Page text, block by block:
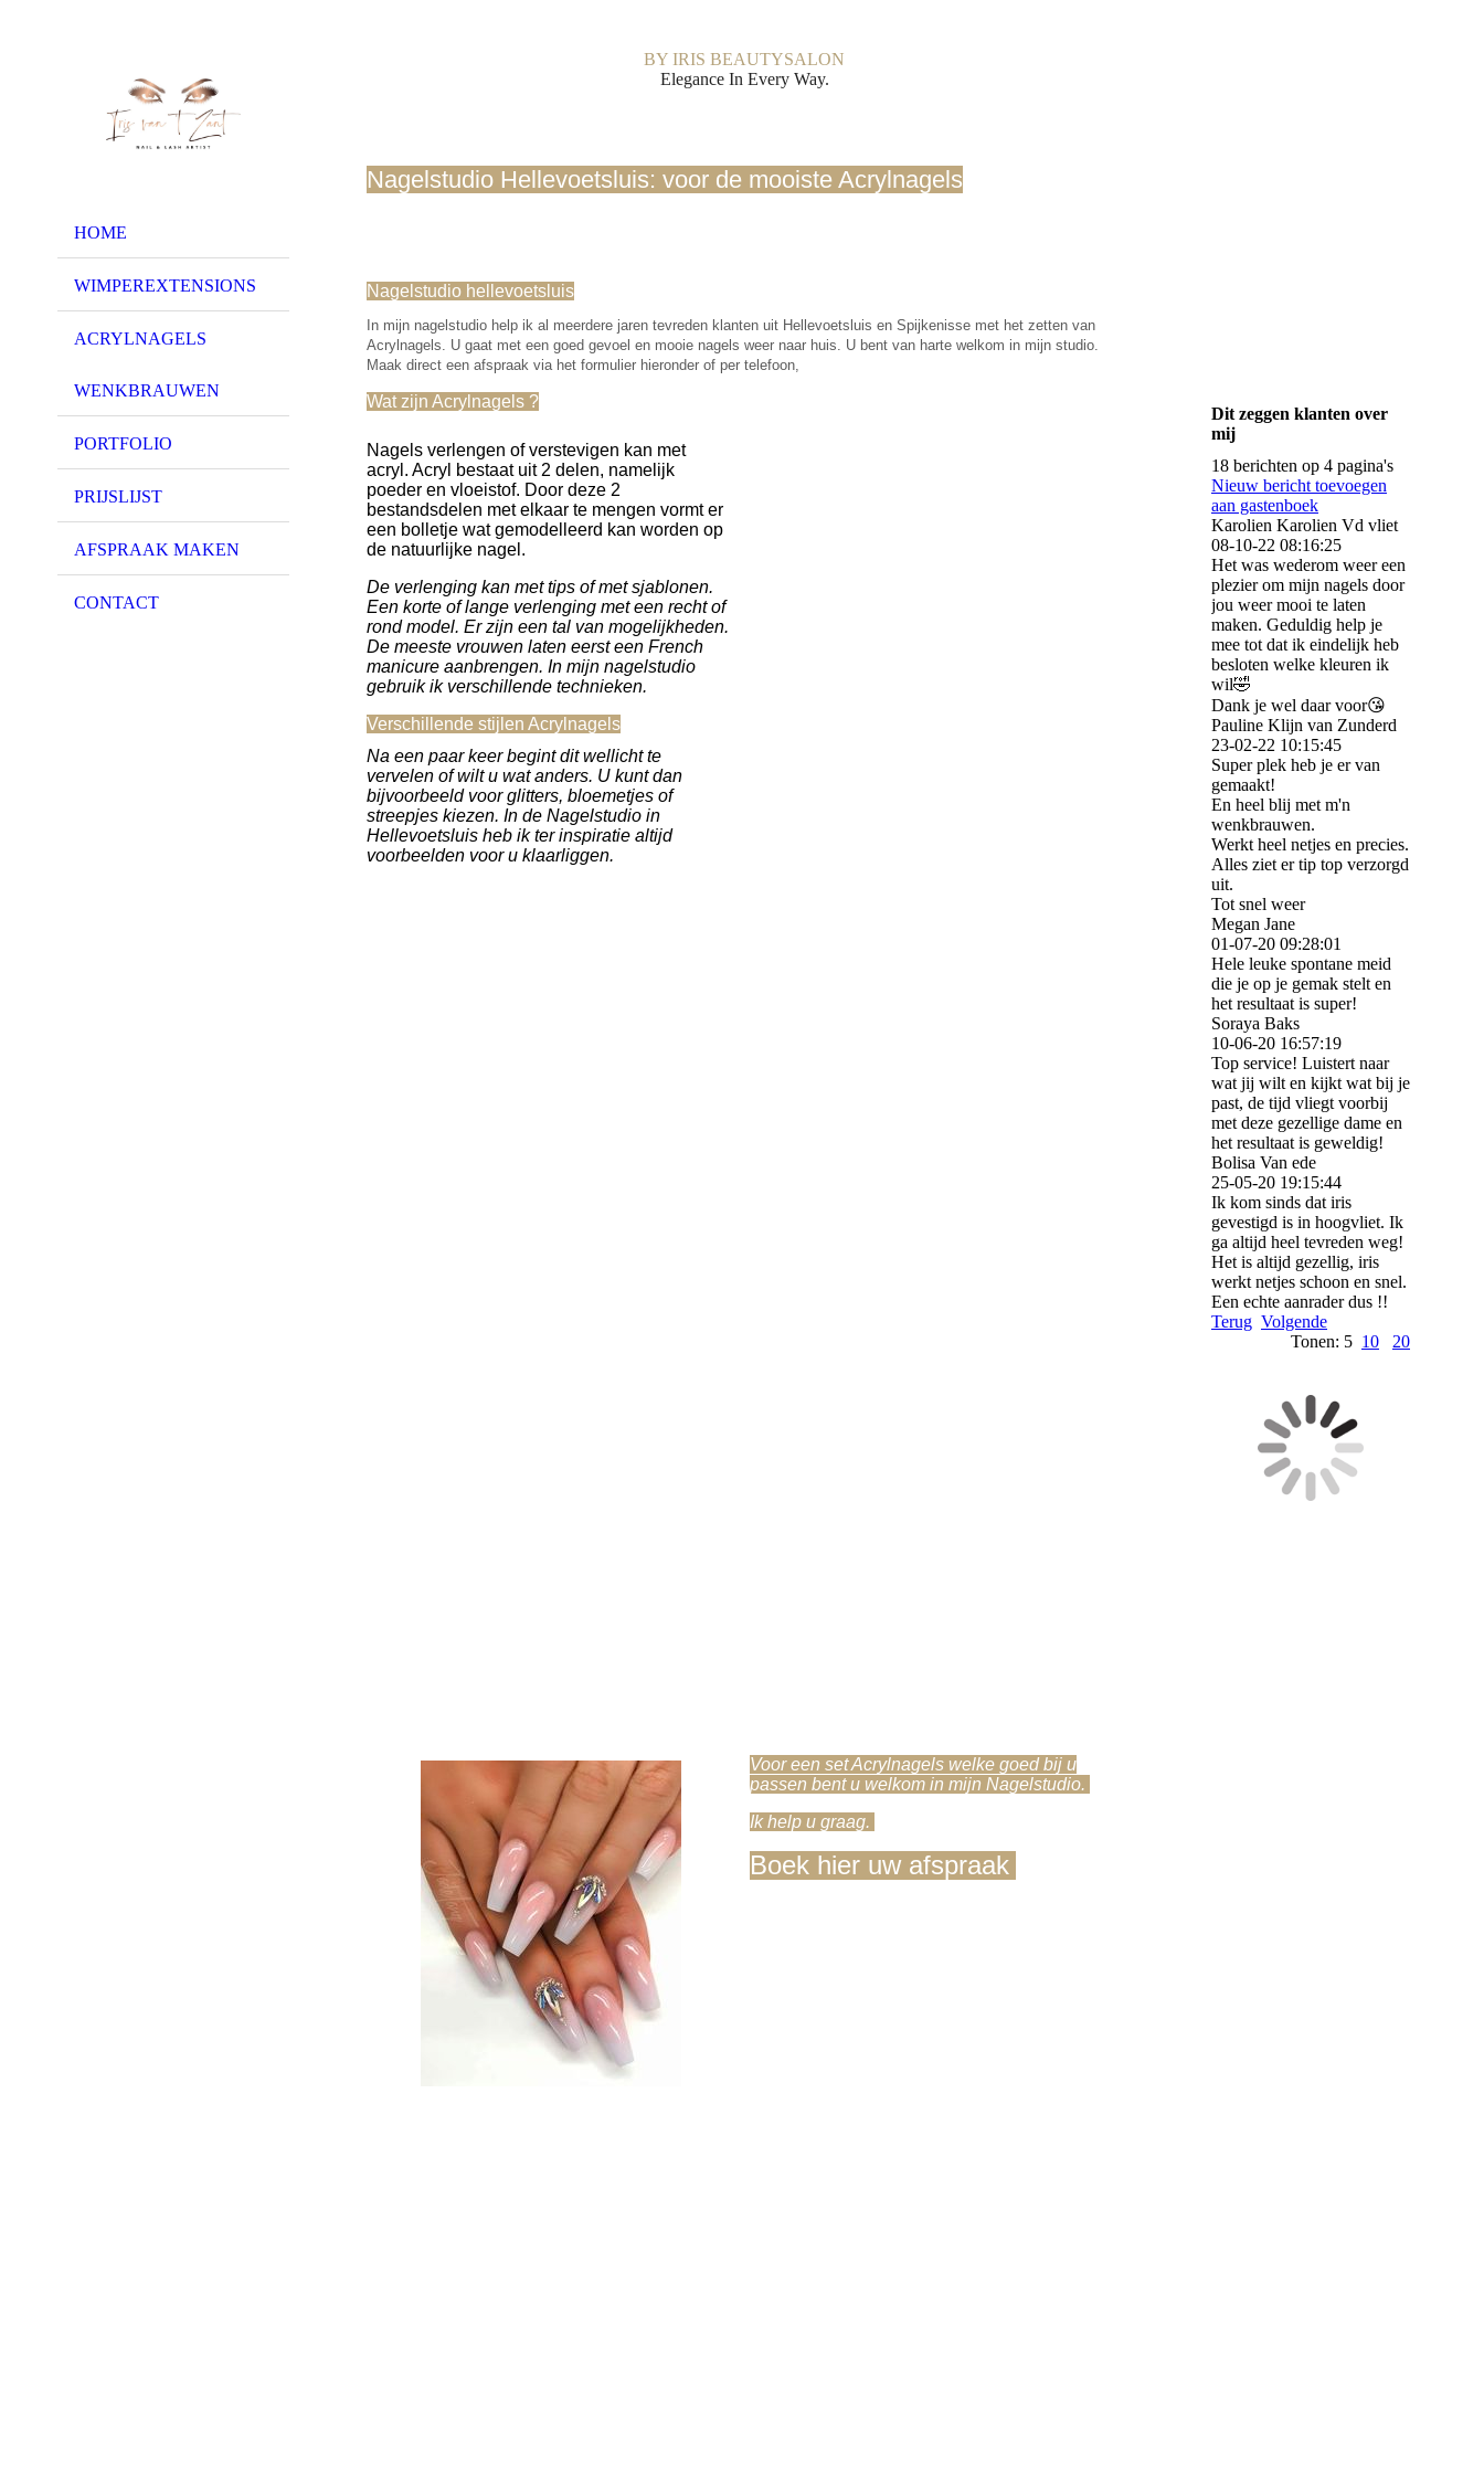
HOME
WIMPEREXTENSIONS
ACRYLNAGELS
WENKBRAUWEN
PORTFOLIO
PRIJSLIJST
AFSPRAAK MAKEN
CONTACT
BY IRIS BEAUTYSALON
Elegance In Every Way.
Nagelstudio Hellevoetsluis: voor de mooiste Acrylnagels
Nagelstudio hellevoetsluis
In mijn nagelstudio help ik al meerdere jaren tevreden klanten uit Hellevoetsluis en Spijkenisse met het zetten van
Acrylnagels. U gaat met een goed gevoel en mooie nagels weer naar huis. U bent van harte welkom in mijn studio.
Maak direct een afspraak via het formulier hieronder of per telefoon,
Wat zijn Acrylnagels ?
Nagels verlengen of verstevigen kan met
acryl. Acryl bestaat uit 2 delen, namelijk
poeder en vloeistof. Door deze 2
bestandsdelen met elkaar te mengen vormt er
een bolletje wat gemodelleerd kan worden op
de natuurlijke nagel.
De verlenging kan met tips of met sjablonen.
Een korte of lange verlenging met een recht of
rond model. Er zijn een tal van mogelijkheden.
De meeste vrouwen laten eerst een French
manicure aanbrengen. In mijn nagelstudio
gebruik ik verschillende technieken.
Verschillende stijlen Acrylnagels
Na een paar keer begint dit wellicht te
vervelen of wilt u wat anders. U kunt dan
bijvoorbeeld voor glitters, bloemetjes of
streepjes kiezen. In de Nagelstudio in
Hellevoetsluis heb ik ter inspiratie altijd
voorbeelden voor u klaarliggen.
Voor een set Acrylnagels welke goed bij u
passen bent u welkom in mijn Nagelstudio.
Ik help u graag.
Boek hier uw afspraak
Dit zeggen klanten over
mij
18 berichten op 4 pagina's
Nieuw bericht toevoegen
aan gastenboek
Karolien Karolien Vd vliet
08-10-22 08:16:25
Het was wederom weer een
plezier om mijn nagels door
jou weer mooi te laten
maken. Geduldig help je
mee tot dat ik eindelijk heb
besloten welke kleuren ik
wil🤣
Dank je wel daar voor😘
Pauline Klijn van Zunderd
23-02-22 10:15:45
Super plek heb je er van
gemaakt!
En heel blij met m'n
wenkbrauwen.
Werkt heel netjes en precies.
Alles ziet er tip top verzorgd
uit.
Tot snel weer
Megan Jane
01-07-20 09:28:01
Hele leuke spontane meid
die je op je gemak stelt en
het resultaat is super!
Soraya Baks
10-06-20 16:57:19
Top service! Luistert naar
wat jij wilt en kijkt wat bij je
past, de tijd vliegt voorbij
met deze gezellige dame en
het resultaat is geweldig!
Bolisa Van ede
25-05-20 19:15:44
Ik kom sinds dat iris
gevestigd is in hoogvliet. Ik
ga altijd heel tevreden weg!
Het is altijd gezellig, iris
werkt netjes schoon en snel.
Een echte aanrader dus !!
Terug Volgende
Tonen: 5 10 20